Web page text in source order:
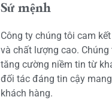
Sứ mệnh
Công ty chúng tôi cam
và chất lượng cao.
tăng cường niềm tin từ
đối tác đáng tin cậy
khách hàng.